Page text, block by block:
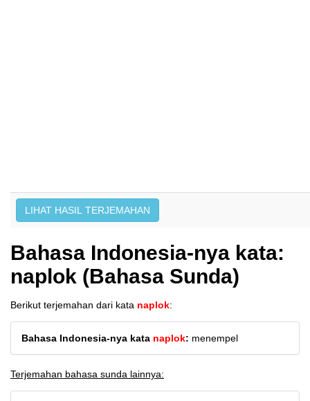
Bahasa Indonesia-nya kata:
naplok (Bahasa Sunda)
Berikut terjemahan dari kata naplok:
Bahasa Indonesia-nya kata naplok: menempel
Terjemahan bahasa sunda lainnya: